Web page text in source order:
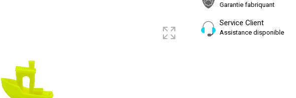
Garantie fabriquant
Service Client
Assistance disponible